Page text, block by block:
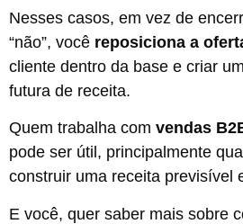
Nesses casos, em vez de
“não”, você reposiciona a
cliente dentro da base e criar
futura de receita.
Quem trabalha com vendas
pode ser útil, principalmente
construir uma receita previsível
E você, quer saber mais sobre